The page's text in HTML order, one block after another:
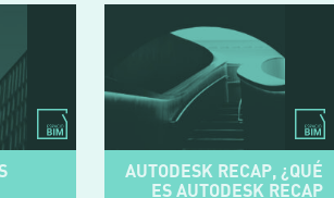
AUTODESK RECAP, ¿QUÉ
ES AUTODESK RECAP